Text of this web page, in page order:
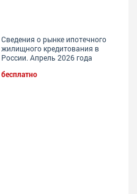
Сведения о рынке ипотечного
жилищного кредитования в
России. Апрель 2026 года
бесплатно